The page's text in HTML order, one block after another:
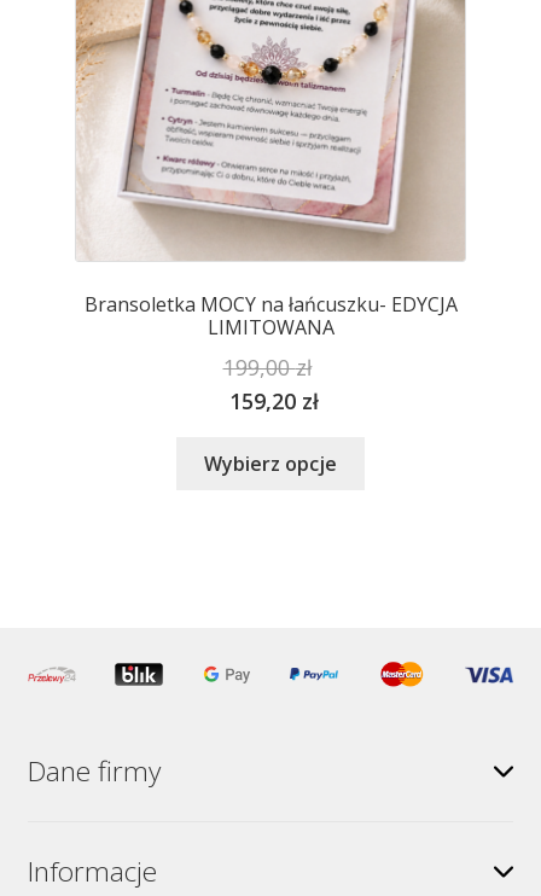
stronie
produktu
Bransoletka MOCY na łańcuszku- EDYCJA
LIMITOWANA
199,00zł
159,20 zł
Wybierz opcje
wybrać
na
Dane firmy
Informacje